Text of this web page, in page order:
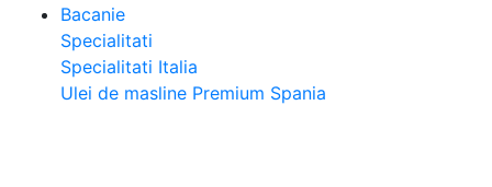
Bacanie
Specialitati
Specialitati Italia
Ulei de masline Premium Spania